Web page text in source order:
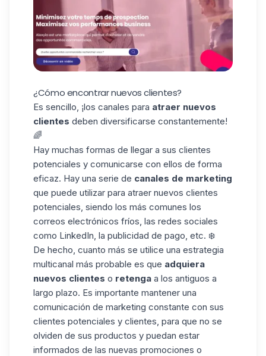
¿Cómo encontrar nuevos clientes?
Es sencillo, ¡los canales para atraer nuevos
clientes deben diversificarse constantemente!
🌈
Hay muchas formas de llegar a sus clientes
potenciales y comunicarse con ellos de forma
eficaz. Hay una serie de canales de marketing
que puede utilizar para atraer nuevos clientes
potenciales, siendo los más comunes los
correos electrónicos fríos, las redes sociales
como LinkedIn, la publicidad de pago, etc. ❄️
De hecho, cuanto más se utilice una estrategia
multicanal más probable es que adquiera
nuevos clientes o retenga a los antiguos a
largo plazo. Es importante mantener una
comunicación de marketing constante con sus
clientes potenciales y clientes, para que no se
olviden de sus productos y puedan estar
informados de las nuevas promociones o